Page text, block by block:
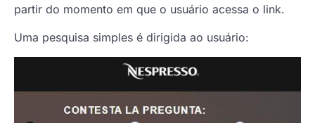
partir do momento em que o usuário acessa o link.
Uma pesquisa simples é dirigida ao usuário: